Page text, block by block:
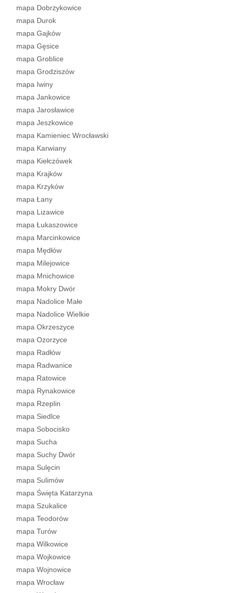
mapa Dobrzykowice
mapa Durok
mapa Gajków
mapa Gęsice
mapa Groblice
mapa Grodziszów
mapa Iwiny
mapa Jankowice
mapa Jarosławice
mapa Jeszkowice
mapa Kamieniec Wrocławski
mapa Karwiany
mapa Kiełczówek
mapa Krajków
mapa Krzyków
mapa Łany
mapa Lizawice
mapa Łukaszowice
mapa Marcinkowice
mapa Mędłów
mapa Milejowice
mapa Mnichowice
mapa Mokry Dwór
mapa Nadolice Małe
mapa Nadolice Wielkie
mapa Okrzeszyce
mapa Ozorzyce
mapa Radłów
mapa Radwanice
mapa Ratowice
mapa Rynakowice
mapa Rzeplin
mapa Siedlce
mapa Sobocisko
mapa Sucha
mapa Suchy Dwór
mapa Sulęcin
mapa Sulimów
mapa Święta Katarzyna
mapa Szukalice
mapa Teodorów
mapa Turów
mapa Wilkowice
mapa Wojkowice
mapa Wojnowice
mapa Wrocław